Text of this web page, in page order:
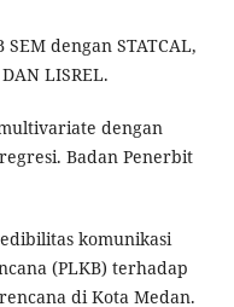
SEM dengan STATCAL,
LISREL.
dengan
Badan Penerbit
komunikasi
(PLKB) terhadap
di Kota Medan.